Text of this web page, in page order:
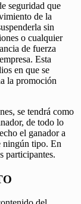
seguridad que
de la
sin
o cualquier
de fuerza
Esta
en que se
la promoción
se tendrá como
de todo lo
el ganador a
ningún tipo. En
participantes.